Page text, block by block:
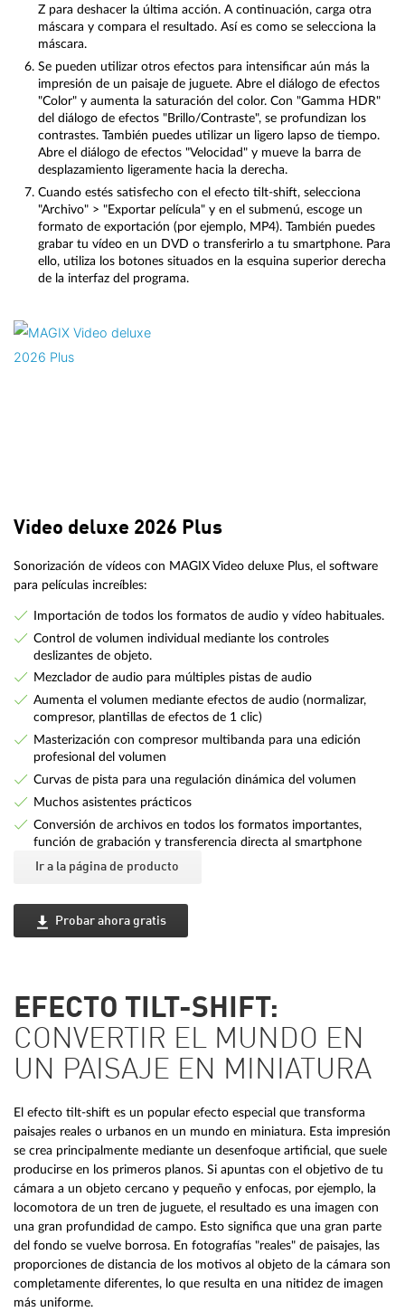
Z para deshacer la última acción. A continuación, carga otra
máscara y compara el resultado. Así es como se selecciona la
máscara.
Se pueden utilizar otros efectos para intensificar aún más la
impresión de un paisaje de juguete. Abre el diálogo de efectos
"Color" y aumenta la saturación del color. Con "Gamma HDR"
del diálogo de efectos "Brillo/Contraste", se profundizan los
contrastes. También puedes utilizar un ligero lapso de tiempo.
Abre el diálogo de efectos "Velocidad" y mueve la barra de
desplazamiento ligeramente hacia la derecha.
Cuando estés satisfecho con el efecto tilt-shift, selecciona
"Archivo" > "Exportar película" y en el submenú, escoge un
formato de exportación (por ejemplo, MP4). También puedes
grabar tu vídeo en un DVD o transferirlo a tu smartphone. Para
ello, utiliza los botones situados en la esquina superior derecha
de la interfaz del programa.
Video deluxe 2026 Plus
Sonorización de vídeos con MAGIX Video deluxe Plus, el software
para películas increíbles:
Importación de todos los formatos de audio y vídeo habituales.
Control de volumen individual mediante los controles
deslizantes de objeto.
Mezclador de audio para múltiples pistas de audio
Aumenta el volumen mediante efectos de audio (normalizar,
compresor, plantillas de efectos de 1 clic)
Masterización con compresor multibanda para una edición
profesional del volumen
Curvas de pista para una regulación dinámica del volumen
Muchos asistentes prácticos
Conversión de archivos en todos los formatos importantes,
función de grabación y transferencia directa al smartphone
Ir a la página de producto
Probar ahora gratis
EFECTO TILT-SHIFT:
CONVERTIR EL MUNDO EN
UN PAISAJE EN MINIATURA
El efecto tilt-shift es un popular efecto especial que transforma
paisajes reales o urbanos en un mundo en miniatura. Esta impresión
se crea principalmente mediante un desenfoque artificial, que suele
producirse en los primeros planos. Si apuntas con el objetivo de tu
cámara a un objeto cercano y pequeño y enfocas, por ejemplo, la
locomotora de un tren de juguete, el resultado es una imagen con
una gran profundidad de campo. Esto significa que una gran parte
del fondo se vuelve borrosa. En fotografías "reales" de paisajes, las
proporciones de distancia de los motivos al objeto de la cámara son
completamente diferentes, lo que resulta en una nitidez de imagen
más uniforme.